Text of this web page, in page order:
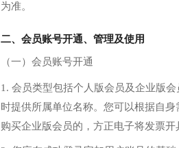
为准。
二、会员账号开通、管理及使用
（一）会员账号开通
1. 会员类型包括个人版会员及企业版
时提供所属单位名称。您可以根据自
购买企业版会员的，方正电子将发票